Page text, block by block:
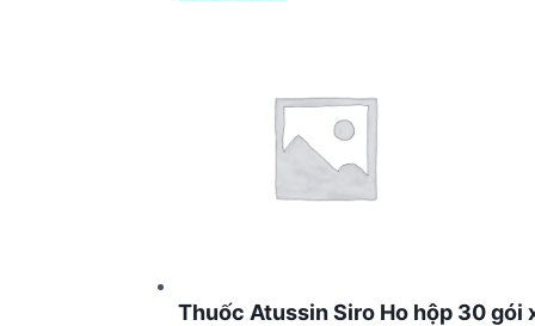
Thuốc Atussin Siro Ho hộp 30 gói